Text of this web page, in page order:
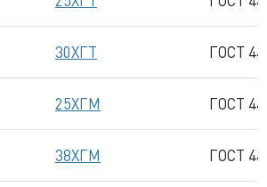
30ХГТ ГОСТ
25ХГМ ГОСТ
38ХГМ ГОСТ